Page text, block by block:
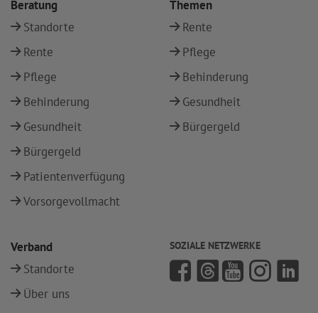
Beratung
Standorte
Rente
Pflege
Behinderung
Gesundheit
Bürgergeld
Patientenverfügung
Vorsorgevollmacht
Themen
Rente
Pflege
Behinderung
Gesundheit
Bürgergeld
Verband
Standorte
Über uns
SOZIALE NETZWERKE